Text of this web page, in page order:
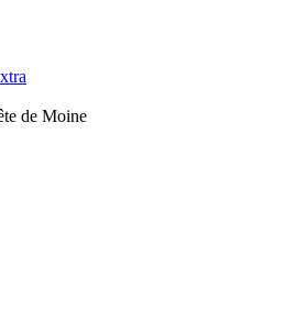
de Moine